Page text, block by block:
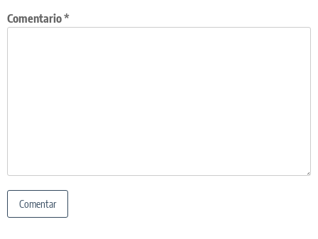
Comentario*